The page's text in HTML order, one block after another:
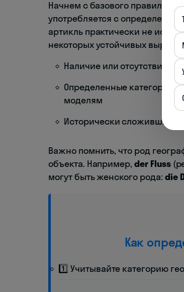
Начнем с базового правила:
употребляется с
артикль практически не
некоторых устойчивых
Наличие или отсутствие
Определенные категории
моделям
Исторически
Важно помнить, что род
объекта. Например,der Fluss
могут быть женского рода: die
Как
1️⃣ Учитывайте категорию